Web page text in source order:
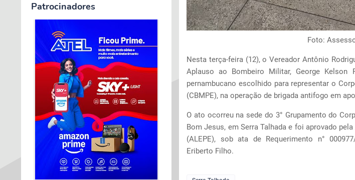
Patrocinadores
Foto:
Nesta terça-feira (12), o Vereador Antônio
Aplauso ao Bombeiro Militar, George
pernambucano escolhido para representar o
(CBMPE), na operação de brigada antifogo em
O ato ocorreu na sede do 3° Grupamento do
Bom Jesus, em Serra Talhada e foi aprovado
(ALEPE), sob ata de Requerimento n°
Eriberto Filho.